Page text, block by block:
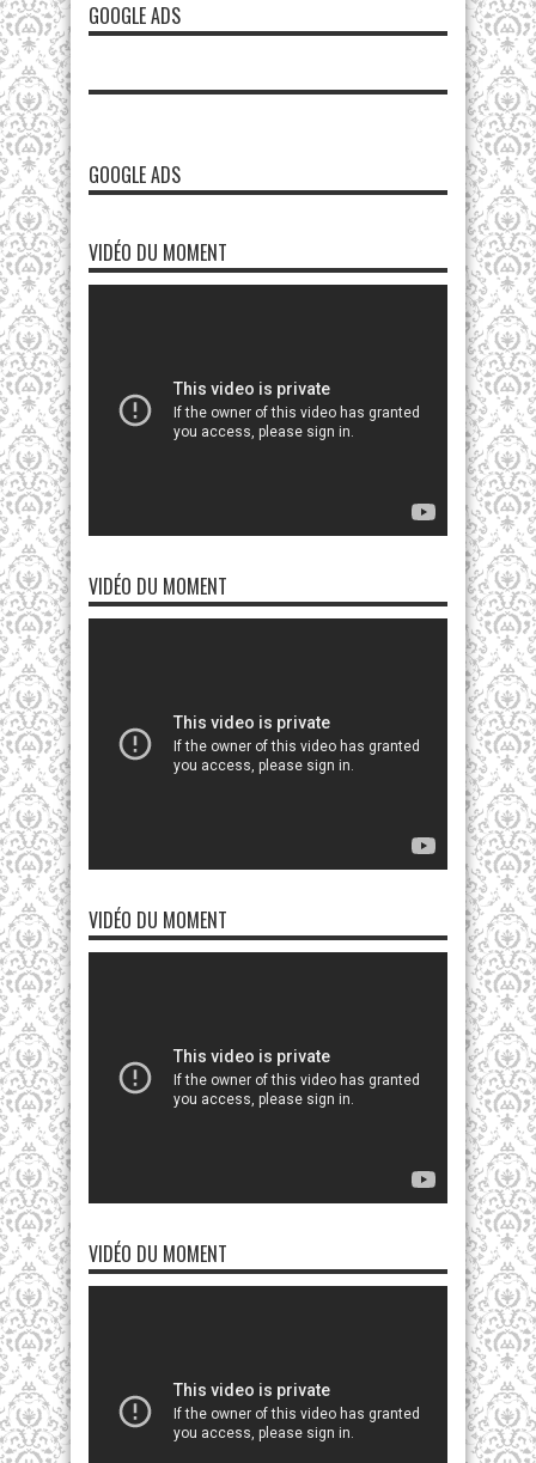
GOOGLE ADS
GOOGLE ADS
VIDÉO DU MOMENT
VIDÉO DU MOMENT
VIDÉO DU MOMENT
VIDÉO DU MOMENT